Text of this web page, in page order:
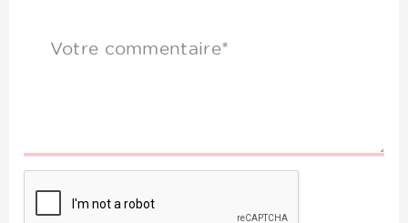
Votre commentaire*